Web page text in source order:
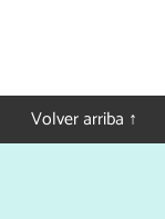
Volver arriba ↑